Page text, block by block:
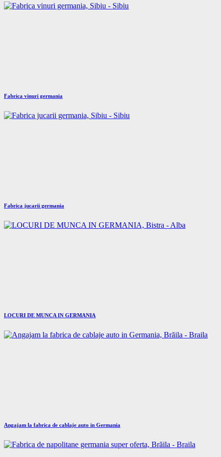
Fabrica vinuri germania
Fabrica jucarii germania
LOCURI DE MUNCA IN GERMANIA
Angajam la fabrica de cablaje auto in Germania